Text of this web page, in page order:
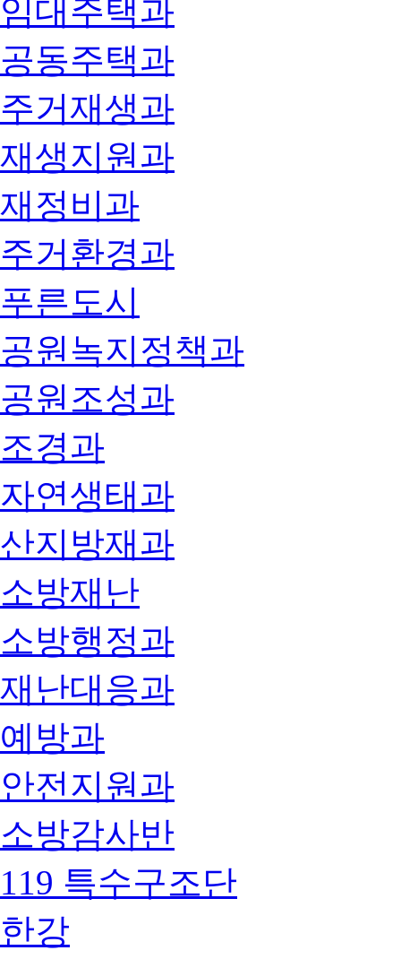
임대주택과
공동주택과
주거재생과
재생지원과
재정비과
주거환경과
푸른도시
공원녹지정책과
공원조성과
조경과
자연생태과
산지방재과
소방재난
소방행정과
재난대응과
예방과
안전지원과
소방감사반
119 특수구조단
한강